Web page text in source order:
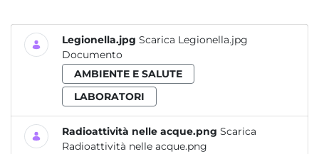
Legionella.jpg Scarica Legionella.jpg
Documento
AMBIENTE E SALUTE
LABORATORI
Radioattività nelle acque.png Scarica
Radioattività nelle acque.png